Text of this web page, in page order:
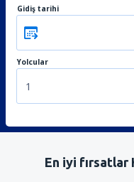
Gidiş tarihi
Yolcular
1
En iyi fırsatlar